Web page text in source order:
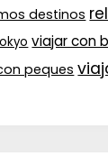
destinos
viajar con
peques